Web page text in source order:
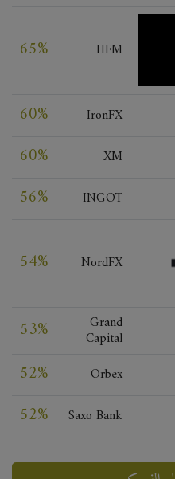
65% HFM
60% IronFX
60% XM
56% INGOT
54% NordFX
53% Grand
Capital
52% Orbex
52% Saxo Bank